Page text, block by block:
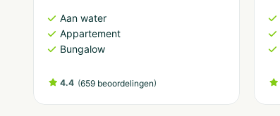
Aan water
Appartement
Bungalow
4.4 (659 beoordelingen)